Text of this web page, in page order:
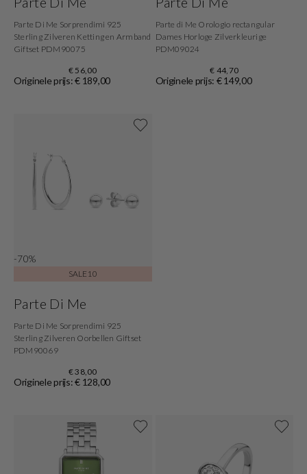
Parte Di Me Sorprendimi 925
Sterling Zilveren Ketting en Armband
Giftset PDM90075
€ 56,00
Originele prijs: € 189,00
Parte di Me Orologio rectangular
Dames Horloge Zilverkleurige
PDM09024
€ 44,70
Originele prijs: € 149,00
-70%
SALE10
Parte Di Me
Parte Di Me Sorprendimi 925
Sterling Zilveren Oorbellen Giftset
PDM90069
€ 38,00
Originele prijs: € 128,00